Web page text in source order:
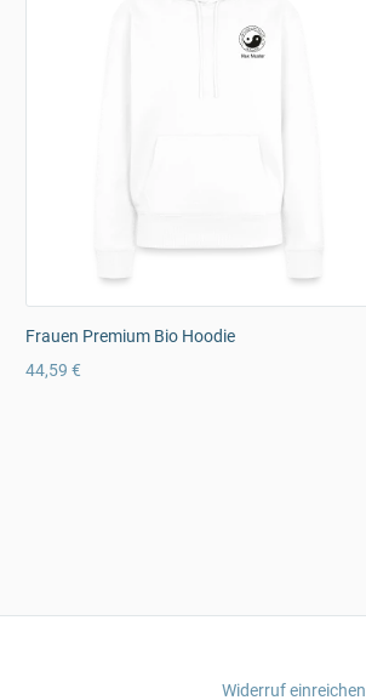
Frauen Premium Bio Hoodie
44,59 €
Widerruf einreichen